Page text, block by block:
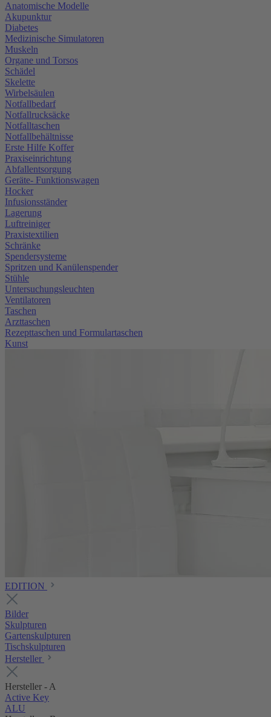
Anatomische Modelle
Akupunktur
Diabetes
Medizinische Simulatoren
Muskeln
Organe und Torsos
Schädel
Skelette
Wirbelsäulen
Notfallbedarf
Notfallrucksäcke
Notfalltaschen
Notfallbehältnisse
Erste Hilfe Koffer
Praxiseinrichtung
Abfallentsorgung
Geräte- Funktionswagen
Hocker
Infusionsständer
Lagerung
Luftreiniger
Praxistextilien
Schränke
Spendersysteme
Spritzen und Kanülenspender
Stühle
Untersuchungsleuchten
Ventilatoren
Taschen
Arzttaschen
Rezepttaschen und Formulartaschen
Kunst
EDITION
Bilder
Skulpturen
Gartenskulpturen
Tischskulpturen
Hersteller
Hersteller - A
Active Key
ALU